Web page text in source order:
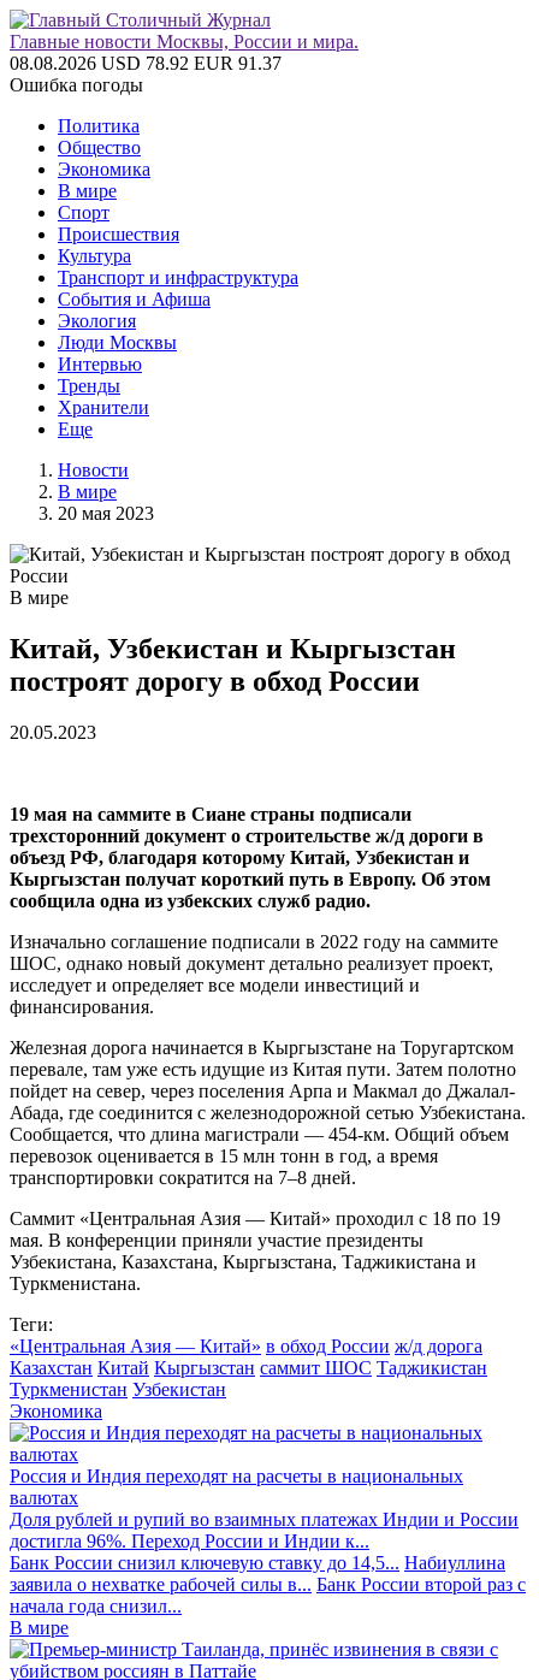
Главные новости Москвы, России и мира.
08.08.2026 USD 78.92 EUR 91.37
Ошибка погоды
Политика
Общество
Экономика
В мире
Спорт
Происшествия
Культура
Транспорт и инфраструктура
События и Афиша
Экология
Люди Москвы
Интервью
Тренды
Хранители
Еще
Новости
В мире
20 мая 2023
В мире
Китай, Узбекистан и Кыргызстан
построят дорогу в обход России
20.05.2023
19 мая на саммите в Сиане страны подписали
трехсторонний документ о строительстве ж/д дороги в
объезд РФ, благодаря которому Китай, Узбекистан и
Кыргызстан получат короткий путь в Европу. Об этом
сообщила одна из узбекских служб радио.
Изначально соглашение подписали в 2022 году на саммите
ШОС, однако новый документ детально реализует проект,
исследует и определяет все модели инвестиций и
финансирования.
Железная дорога начинается в Кыргызстане на Торугартском
перевале, там уже есть идущие из Китая пути. Затем полотно
пойдет на север, через поселения Арпа и Макмал до Джалал-
Абада, где соединится с железнодорожной сетью Узбекистана.
Сообщается, что длина магистрали — 454-км. Общий объем
перевозок оценивается в 15 млн тонн в год, а время
транспортировки сократится на 7–8 дней.
Саммит «Центральная Азия — Китай» проходил с 18 по 19
мая. В конференции приняли участие президенты
Узбекистана, Казахстана, Кыргызстана, Таджикистана и
Туркменистана.
Теги:
«Центральная Азия — Китай» в обход России ж/д дорога
Казахстан Китай Кыргызстан саммит ШОС Таджикистан
Туркменистан Узбекистан
Экономика
Россия и Индия переходят на расчеты в национальных
валютах
Доля рублей и рупий во взаимных платежах Индии и России
достигла 96%. Переход России и Индии к...
Банк России снизил ключевую ставку до 14,5... Набиуллина
заявила о нехватке рабочей силы в... Банк России второй раз с
начала года снизил...
В мире